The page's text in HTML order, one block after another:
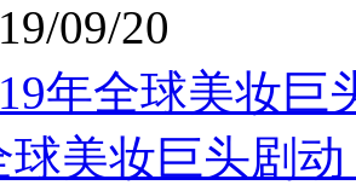
09/20
球美妆巨头剧